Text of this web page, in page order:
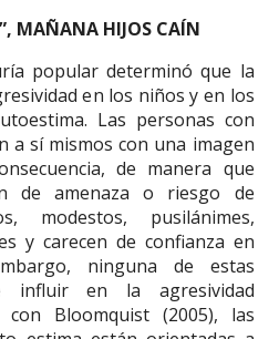
MAÑANA HIJOS CAÍN
popular determinó que la
en los niños y en los
Las personas con
a sí mismos con una imagen
de manera que
de amenaza o riesgo de
modestos, pusilánimes,
y carecen de confianza en
ninguna de estas
influir en la agresividad
Bloomquist (2005), las